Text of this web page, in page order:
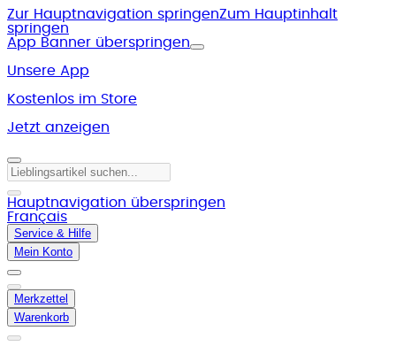
Zur Hauptnavigation springenZum Hauptinhalt
springen
App Banner überspringen
Unsere App
Kostenlos im Store
Jetzt anzeigen
Hauptnavigation überspringen
Français
Service & Hilfe
Mein Konto
Merkzettel
Warenkorb